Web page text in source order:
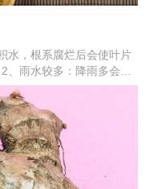
水，根系腐烂后会使叶片
雨水较多：降雨多会影
、用遮阳网：不要太早撤
4、缺微量元素：生姜缺
时补充。